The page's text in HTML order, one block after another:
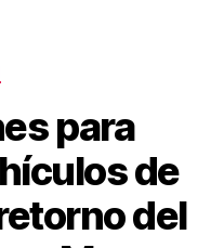
para
de
del